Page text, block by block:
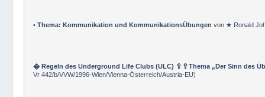
• Thema: Kommunikation und KommunikationsÜbungen von ★ Ronald
� Regeln des Underground Life Clubs (ULC) 🥄🥄Thema „Der Sinn des
Vr 442/b/VVW/1996-Wien/Vienna-Österreich/Austria-EU)